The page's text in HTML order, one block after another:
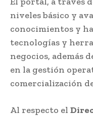
niveles básico y
conocimientos y
tecnologías y
negocios, además
en la gestión
comercialización
Al respecto el